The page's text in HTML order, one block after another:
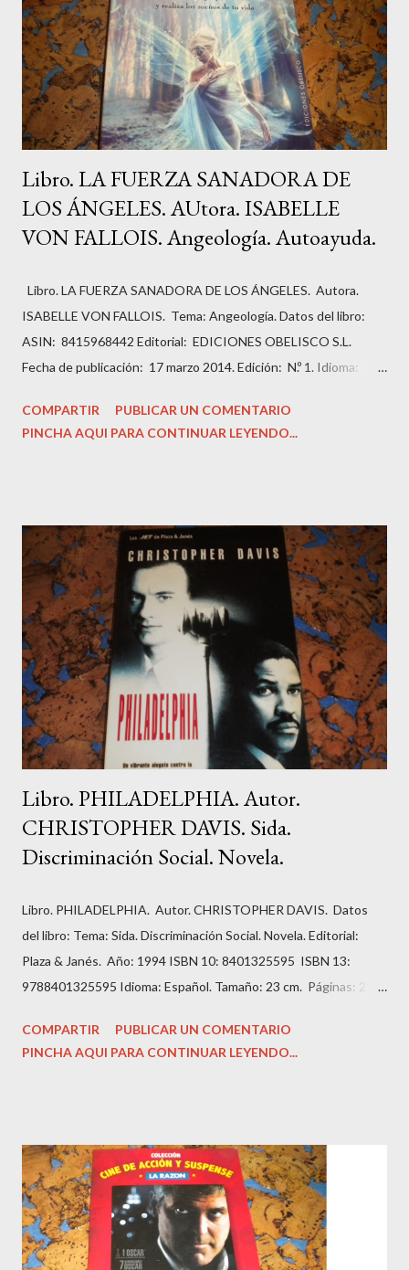
Libro. LA FUERZA SANADORA DE
LOS ÁNGELES. AUtora. ISABELLE
VON FALLOIS. Angeología. Autoayuda.
Libro. LA FUERZA SANADORA DE LOS ÁNGELES. Autora.
ISABELLE VON FALLOIS. Tema: Angeología. Datos del libro:
ASIN: ‎ 8415968442 Editorial: ‎ EDICIONES OBELISCO S.L.
Fecha de publicación: ‎ 17 marzo 2014. Edición: ‎ N.º 1. Idioma: ‎
978-8415968443 Peso del producto: ‎ 499 g Dimensiones: ‎
14.99 x 2.54 x 22.86 cm Estado del libro: Muy bueno, como
romper con una pauta antigua y programar otra más positiva se
necesita un período de tiempo comprendido entre 21 y 28 días.
A partir de entonces, se forman en el cerebro nuevas vías
neuronales, y, por ende, otras creencias positivas que nos
ayudan a alcanzar nuestros sueños. En tu recorrido personal a
través de este proceso de 28 días, dejarás atrás antiguas ideas y
actitudes t...
COMPARTIR
PUBLICAR UN COMENTARIO
PINCHA AQUI PARA CONTINUAR LEYENDO...
Libro. PHILADELPHIA. Autor.
CHRISTOPHER DAVIS. Sida.
Discriminación Social. Novela.
Libro. PHILADELPHIA. Autor. CHRISTOPHER DAVIS. Datos
del libro: Tema: Sida. Discriminación Social. Novela. Editorial:
Plaza & Janés. Año: 1994 ISBN 10: 8401325595 ISBN 13:
9788401325595 Idioma: Español. Tamaño: 23 cm. Páginas: 211.
imagen editorial. Condición: Bien. Hojas amarillentas por el
tiempo. Precio: 1.99 Euros. Andrew es un abogado prometedor
COMPARTIR
PUBLICAR UN COMENTARIO
PINCHA AQUI PARA CONTINUAR LEYENDO...